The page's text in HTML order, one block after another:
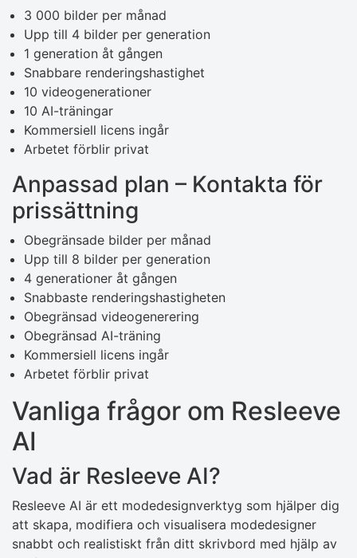
3 000 bilder per månad
Upp till 4 bilder per generation
1 generation åt gången
Snabbare renderingshastighet
10 videogenerationer
10 AI-träningar
Kommersiell licens ingår
Arbetet förblir privat
Anpassad plan – Kontakta för
prissättning
Obegränsade bilder per månad
Upp till 8 bilder per generation
4 generationer åt gången
Snabbaste renderingshastigheten
Obegränsad videogenerering
Obegränsad AI-träning
Kommersiell licens ingår
Arbetet förblir privat
Vanliga frågor om Resleeve
AI
Vad är Resleeve AI?
Resleeve AI är ett modedesignverktyg som hjälper dig
att skapa, modifiera och visualisera modedesigner
snabbt och realistiskt från ditt skrivbord med hjälp av